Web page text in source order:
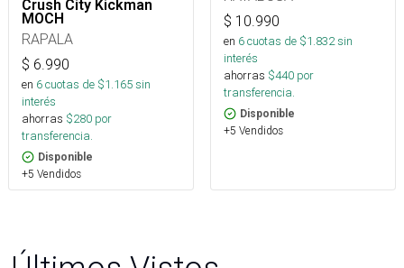
Crush City Kickman
MOCH
RAPALA
$ 6.990
en 6cuotas de $1.165sin
interés
ahorras $280 por
transferencia.
Disponible
+5 Vendidos
$ 10.990
en 6cuotas de $1.832sin
interés
ahorras $440 por
transferencia.
Disponible
+5 Vendidos